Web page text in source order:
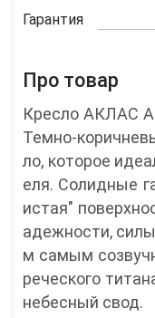
Гарантия
Про товар
Кресло АКЛАС
Темно-
ло, которое
еля. Солидные
истая"
адежности,
м самым
реческого
небесный свод.